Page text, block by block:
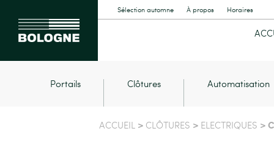
Sélection automne À propos Horaires
Portails Clôtures Automatisation
ACCUEIL > CLÔTURES > ELECTRIQUES >